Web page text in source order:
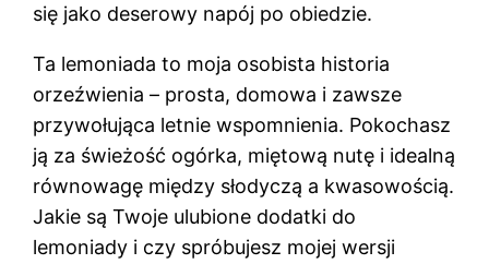
się jako deserowy napój po obiedzie.
Ta lemoniada to moja osobista historia
orzeźwienia – prosta, domowa i zawsze
przywołująca letnie wspomnienia. Pokochasz
ją za świeżość ogórka, miętową nutę i idealną
równowagę między słodyczą a kwasowością.
Jakie są Twoje ulubione dodatki do
lemoniady i czy spróbujesz mojej wersji